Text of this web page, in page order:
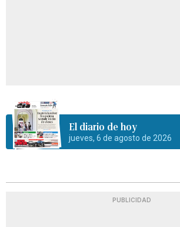
El diario de hoy
jueves, 6 de agosto de 2026
PUBLICIDAD